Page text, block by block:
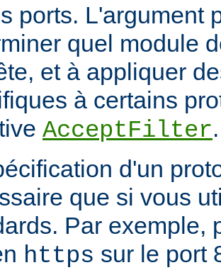
ports. L'argument
quel module
et à appliquer
à certains
AcceptFilter.
d'un
que si vous
Par exemple,
https sur le port